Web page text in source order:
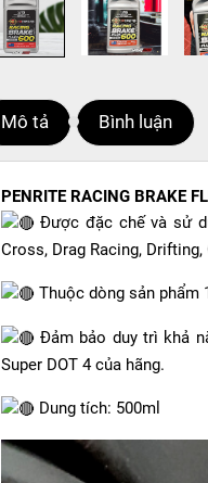
Mô tả Bình luận
PENRITE RACING BRAKE
Được đặc chế và sử
Cross, Drag Racing, Drifting,
Thuộc dòng sản phẩm
Đảm bảo duy trì khả
Super DOT 4 của hãng.
Dung tích: 500ml